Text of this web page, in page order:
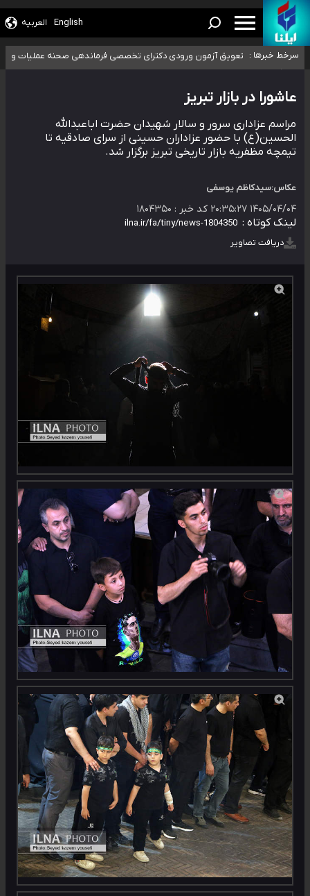
English العربیه
سرخط خبرها :
موضع وزارت بهداشت درباره ظرفیت پزشکی کنکور ۱۴۰۵: خواستار اصلاح ظرفیت‌ها
هستیم، اما هنوز پاسخ مشخصی نگرفته‌ایم
تعویق آزمون ورودی دکترای تخصصی فرماندهی صحنه عملیات و دکترای
تخصصی جغرافیای نظامی دافوس آجا
خبرنگاران راویان حقیقت با دغدغه نان، مسکن و بیمه
آخرین وضعیت شیوع عفونت‌های تنفسی در کشور/ خوزستان و کرمان بالاتر از
آستانه هشدار
عاشورا در بازار تبریز
مراسم عزاداری سرور و سالار شهیدان حضرت اباعبدالله
الحسین(ع) با حضور عزاداران حسینی از سرای صادقیه تا
تیمچه مظفریه بازار تاریخی تبریز برگزار شد.
عکاس:سیدکاظم یوسفی
۱۴۰۵/۰۴/۰۴ ۲۰:۳۵:۲۷ کد خبر : ۱۸۰۴۳۵۰
لینک کوتاه :
دریافت تصاویر